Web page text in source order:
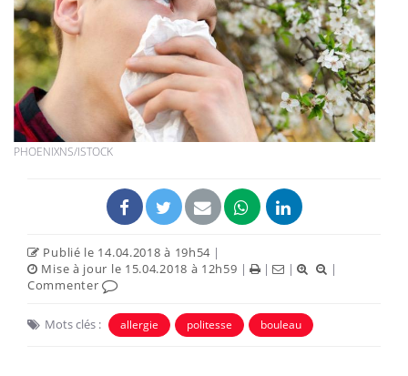
PHOENIXNS/ISTOCK
Publié le 14.04.2018 à 19h54 |
Mise à jour le 15.04.2018 à 12h59 | | |
|
Commenter
Mots clés : allergie politesse bouleau